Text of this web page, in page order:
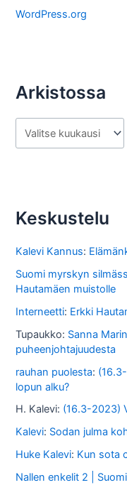
a
WordPress.org
Arkistossa
r
s
o
s
s
a
Keskustelu
Kalevi Kannus:
Suomi myrskyn
Hautamäen muistolle
Interneetti: Erkki
Tupaukko: Sanna
puheenjohtajuudesta
rauhan puolesta:
lopun alku?
H. Kalevi: (16.3-2023)
Kalevi: Sodan julma
Huke Kalevi: Kun sota
Nallen enkelit 2 |